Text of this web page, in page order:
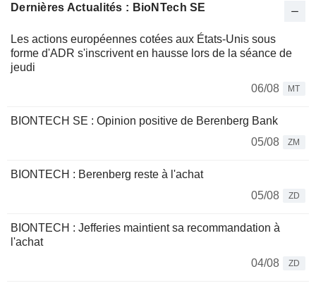
Dernières Actualités : BioNTech SE
Les actions européennes cotées aux États-Unis sous
forme d'ADR s'inscrivent en hausse lors de la séance de
jeudi
06/08
MT
BIONTECH SE : Opinion positive de Berenberg Bank
05/08
ZM
BIONTECH : Berenberg reste à l'achat
05/08
ZD
BIONTECH : Jefferies maintient sa recommandation à
l'achat
04/08
ZD